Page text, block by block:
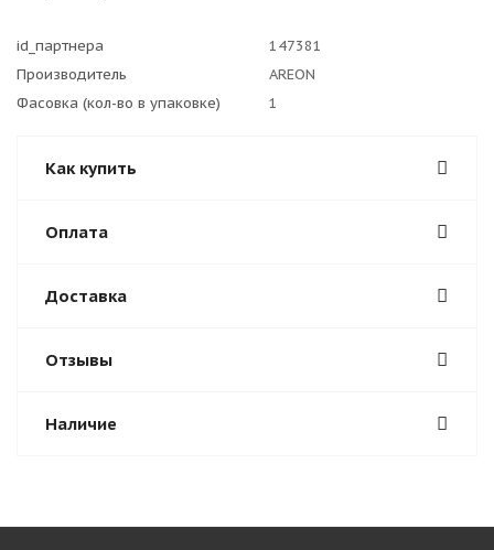
id_партнера
147381
Производитель
AREON
Фасовка (кол-во в упаковке)
1
Как купить
Оплата
Доставка
Отзывы
Наличие